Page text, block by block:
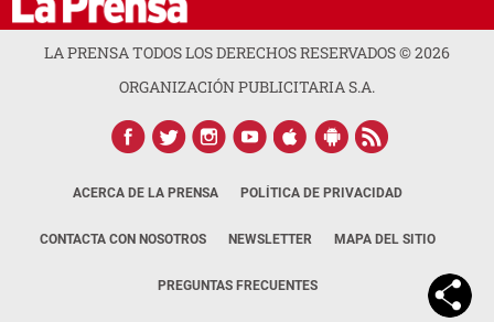
LA PRENSA TODOS LOS DERECHOS RESERVADOS ©2026
ORGANIZACIÓN PUBLICITARIA S.A.
ACERCA DE LA PRENSA POLÍTICA DE PRIVACIDAD
CONTACTA CON NOSOTROS NEWSLETTER MAPA DEL SITIO
PREGUNTAS FRECUENTES